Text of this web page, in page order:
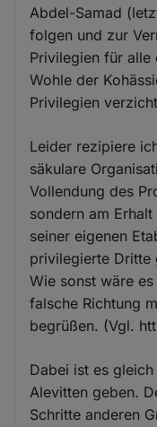
Abdel-Samad
folgen und zur
Privilegien für alle
Wohle der
Privilegien
Leider rezipiere
säkulare
Vollendung des
sondern am
seiner eigenen
privilegierte Dritte
Wie sonst wäre
falsche Richtung
begrüßen. (Vgl.
Dabei ist es
Alevitten geben.
Schritte anderen